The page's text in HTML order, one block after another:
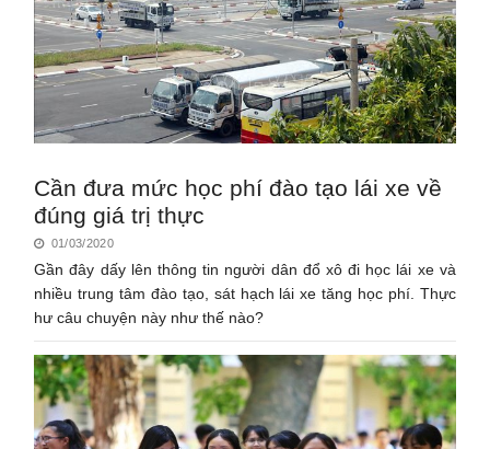
Cần đưa mức học phí đào tạo lái xe về
đúng giá trị thực
01/03/2020
Gần đây dấy lên thông tin người dân đổ xô đi học lái xe và
nhiều trung tâm đào tạo, sát hạch lái xe tăng học phí. Thực
hư câu chuyện này như thế nào?